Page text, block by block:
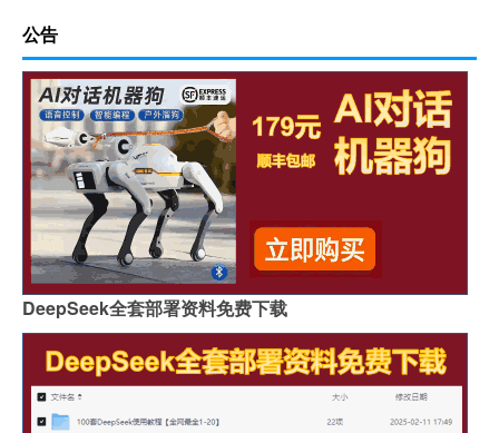
公告
DeepSeek全套部署资料免费下载